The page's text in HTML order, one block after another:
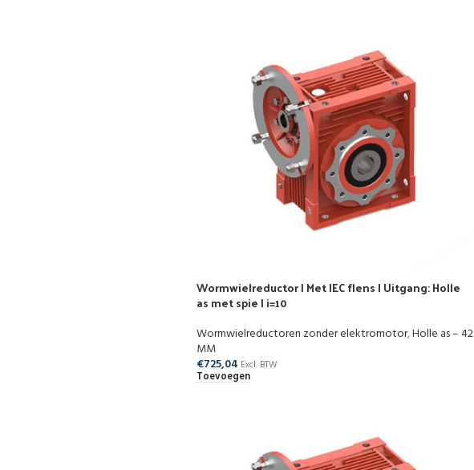
Wormwielreductor | Met IEC flens | Uitgang: Holle
as met spie | i=10
Wormwielreductoren zonder elektromotor,Holle as – 42
MM
€725,04 Excl. BTW
Toevoegen